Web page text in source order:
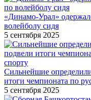
«Динамо-Урал»
волейболу сидя
5 сентября 2025
Сильнейшие
итоги чемпионата по
5 сентября 2025